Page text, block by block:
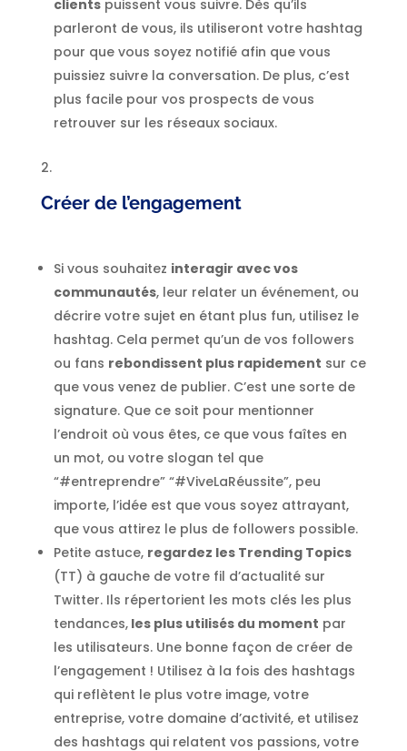
clientspuissent vous suivre. Dès qu’ils
parleront de vous, ils utiliseront votre hashtag
pour que vous soyez notifié afin que vous
puissiez suivre la conversation. De plus, c’est
plus facile pour vos prospects de vous
retrouver sur les réseaux sociaux.
Créer de l’engagement
Si vous souhaitez interagir avec vos
communautés, leur relater un événement, ou
décrire votre sujet en étant plus fun, utilisez le
hashtag. Cela permet qu’un de vos followers
ou fans rebondissent plus rapidement sur ce
que vous venez de publier. C’est une sorte de
signature. Que ce soit pour mentionner
l’endroit où vous êtes, ce que vous faîtes en
un mot, ou votre slogan tel que
“#entreprendre” “#ViveLaRéussite”, peu
importe, l’idée est que vous soyez attrayant,
que vous attirez le plus de followers possible.
Petite astuce, regardez les Trending Topics
(TT) à gauche de votre fil d’actualité sur
Twitter. Ils répertorient les mots clés les plus
tendances,les plus utilisés du moment par
les utilisateurs. Une bonne façon de créer de
l’engagement ! Utilisez à la fois des hashtags
qui reflètent le plus votre image, votre
entreprise, votre domaine d’activité, et utilisez
des hashtags qui relatent vos passions, votre